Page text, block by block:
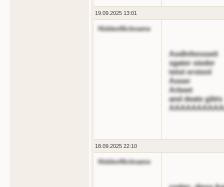
19.09.2025 13:01
HiddenNickname
Aodlnfensoeit
sgater oieder
tetot erstonl
Aooer
Arbeet
and deate gibts
18.09.2025 22:10
HiddenNickname